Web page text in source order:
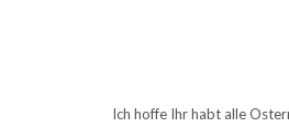
Ich hoffe Ihr habt alle